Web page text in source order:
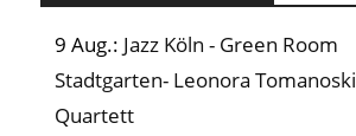
9 Aug.: Jazz Köln - Green Room
Stadtgarten- Leonora Tomanoski
Quartett